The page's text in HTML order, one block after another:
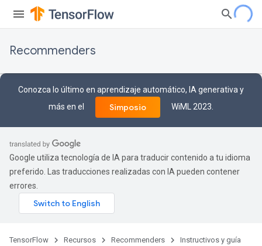
Recommenders
Conozca lo último en aprendizaje automático, IA generativa y
más en el
Simposio WiML 2023.
Google utiliza tecnología de IA para traducir contenido a tu idioma
preferido. Las traducciones realizadas con IA pueden contener
errores.
TensorFlow Recursos Recommenders Instructivos y guía